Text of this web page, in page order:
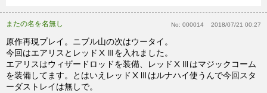
またの名を名無し No: 000014 2018/07/21 00:27
原作再現プレイ。ニブル山の次はウータイ。
今回はエアリスとレッドⅩⅢを入れました。
エアリスはウィザードロッドを装備、レッドⅩⅢはマジックコーム
を装備してます。とはいえレッドⅩⅢはルナハイ使うんで今回スタ
ーダストレイは無しで。